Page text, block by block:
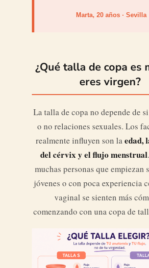
Marta, 20 años · Sevilla
¿Qué talla de copa es
eres virgen?
La talla de copa no depende de
o no relaciones sexuales. Los
realmente influyen son laedad,
del cérvix y el flujo menstrual
muchas personas que empiezan
jóvenes o con poca experiencia
vaginal se sienten más
comenzando con una copa de